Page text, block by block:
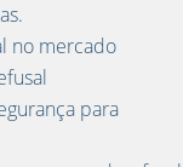
no mercado
para